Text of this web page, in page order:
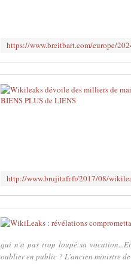
qui n'a pas trop loupé sa
oublier en public ? L'ancien ministre